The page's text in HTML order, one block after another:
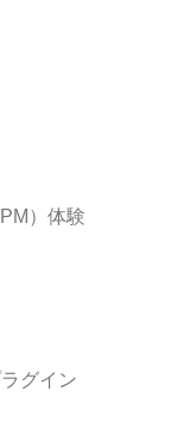
）体験
グイン